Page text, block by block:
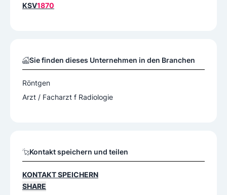
KSV1870
Sie finden dieses Unternehmen in den Branchen
Röntgen
Arzt / Facharzt f Radiologie
Kontakt speichern und teilen
KONTAKT SPEICHERN
SHARE